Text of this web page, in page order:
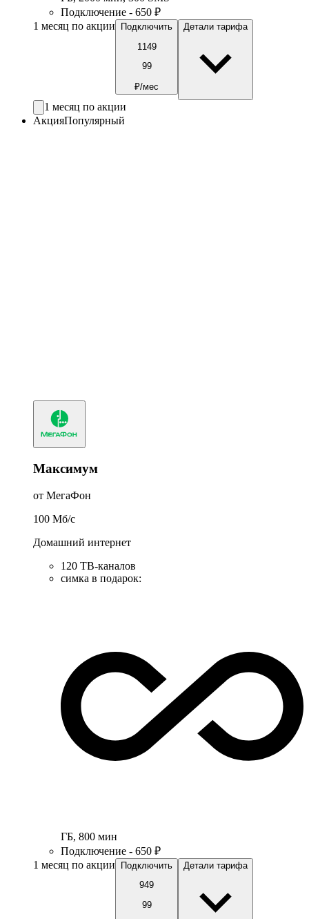
Подключение - 650 ₽
1 месяц по акции
Подключить
1149
99
₽/мес
Детали тарифа
1 месяц по акции
АкцияПопулярный
Максимум
от МегаФон
100 Мб/c
Домашний интернет
120 ТВ-каналов
симка в подарок:
ГБ, 800 мин
Подключение - 650 ₽
1 месяц по акции
Подключить
949
99
Детали тарифа